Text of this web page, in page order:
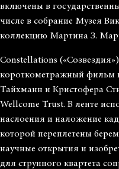
включены в
числе в собрание Музея
коллекцию Мартина З.
Constellations
короткометражный фильм
Тайхманн и Кристофера
Wellcome Trust. В ленте
наслоения и наложение
которой переплетены
научные открытия и
для струнного квартета